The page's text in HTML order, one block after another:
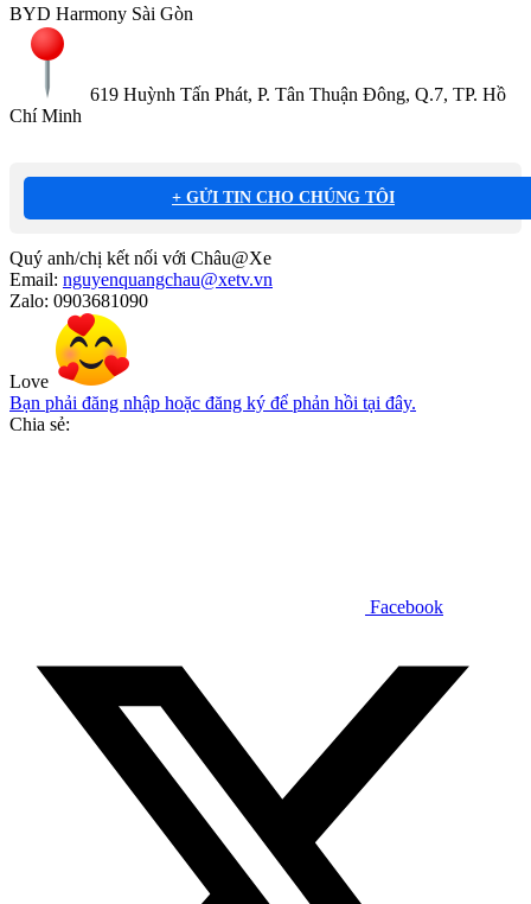
BYD Harmony Sài Gòn
619 Huỳnh Tấn Phát, P. Tân Thuận Đông, Q.7, TP. Hồ
Chí Minh
+ GỬI TIN CHO CHÚNG TÔI
Quý anh/chị kết nối với Châu@Xe
Email: nguyenquangchau@xetv.vn
Zalo: 0903681090
Love
Bạn phải đăng nhập hoặc đăng ký để phản hồi tại đây.
Chia sẻ:
Facebook